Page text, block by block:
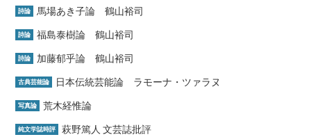
詩論 馬場あき子論 鶴山裕司
詩論 福島泰樹論 鶴山裕司
詩論 加藤郁乎論 鶴山裕司
古典芸能論 日本伝統芸能論 ラモーナ・ツァラヌ
写真論 荒木経惟論
純文学誌時評 萩野篤人 文芸誌批評